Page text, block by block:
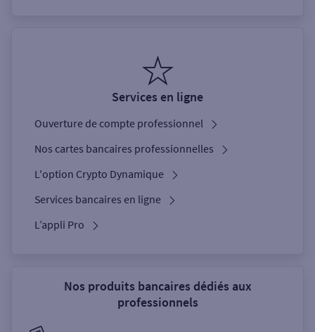
Services en ligne
Ouverture de compte professionnel
Nos cartes bancaires professionnelles
L'option Crypto Dynamique
Services bancaires en ligne
L’appli Pro
Nos produits bancaires dédiés aux
professionnels